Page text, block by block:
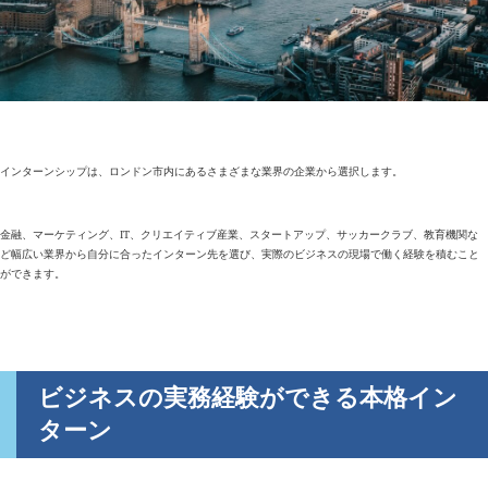
インターンシップは、ロンドン市内にあるさまざまな業界の企業から選択します。
金融、マーケティング、IT、クリエイティブ産業、スタートアップ、サッカークラブ、教育機関な
ど幅広い業界から自分に合ったインターン先を選び、実際のビジネスの現場で働く経験を積むこと
ができます。
ビジネスの実務経験ができる本格イン
ターン